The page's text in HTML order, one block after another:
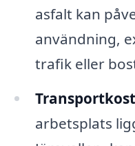
asfalt kan
användning,
trafik eller
arbetsplats